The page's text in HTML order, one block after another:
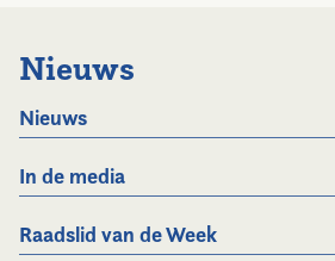
Nieuws
Nieuws
In de media
Raadslid van de Week